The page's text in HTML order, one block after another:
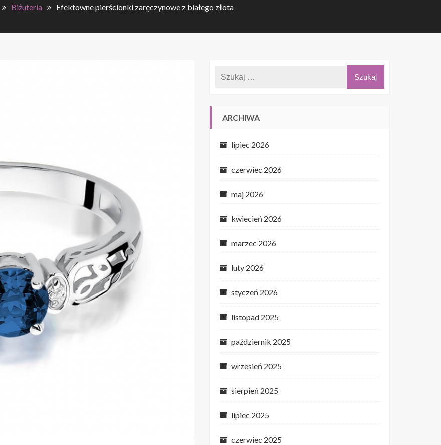
Biżuteria Efektowne pierścionki zaręczynowe z białego złota
ARCHIWA
lipiec 2026
czerwiec 2026
maj 2026
kwiecień 2026
marzec 2026
luty 2026
styczeń 2026
listopad 2025
październik 2025
wrzesień 2025
sierpień 2025
lipiec 2025
czerwiec 2025